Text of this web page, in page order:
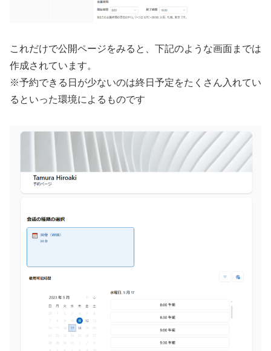
これだけで公開ページをみると、下記のような画面までは
作成されています。
※予約できる日が少ないのは終日予定をたくさん入れてい
るといった環境によるものです